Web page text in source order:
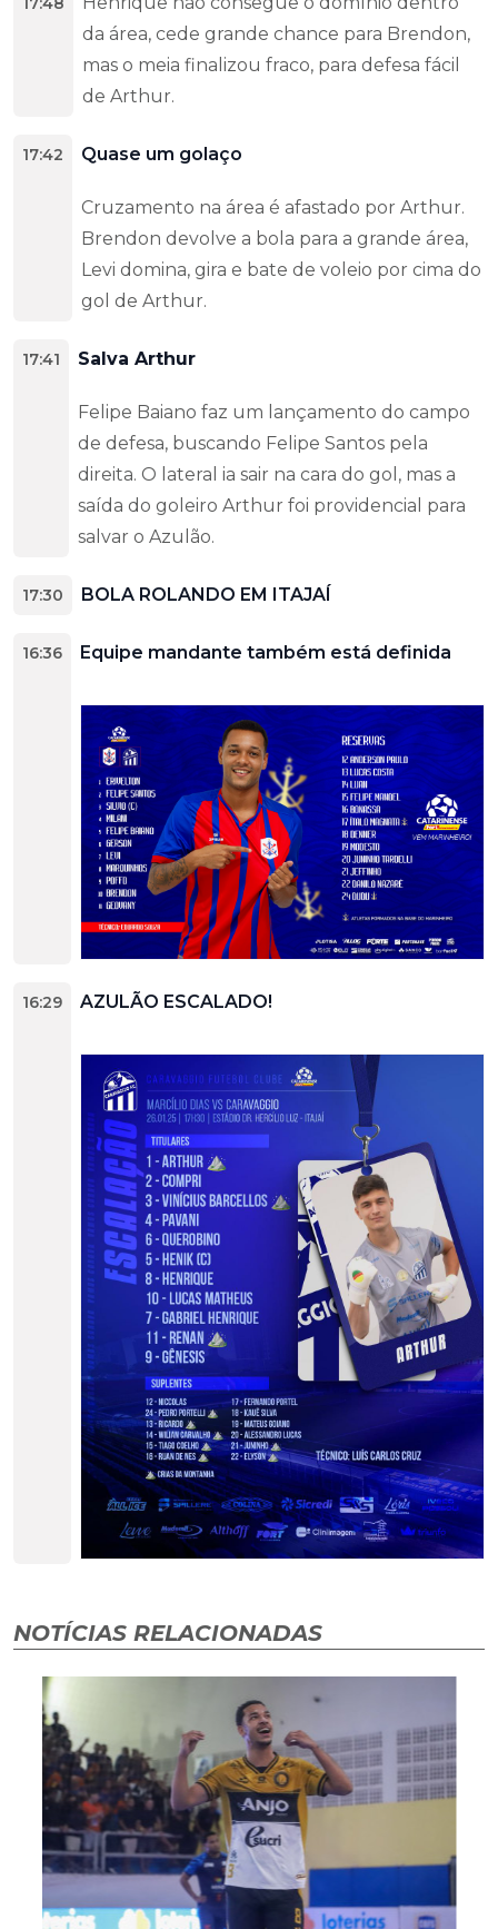
da área, cede grande chance para Brendon,
mas o meia finalizou fraco, para defesa fácil
de Arthur.
17:42 Quase um golaço
Cruzamento na área é afastado por Arthur.
Brendon devolve a bola para a grande área,
Levi domina, gira e bate de voleio por cima do
gol de Arthur.
17:41 Salva Arthur
Felipe Baiano faz um lançamento do campo
de defesa, buscando Felipe Santos pela
direita. O lateral ia sair na cara do gol, mas a
saída do goleiro Arthur foi providencial para
salvar o Azulão.
17:30 BOLA ROLANDO EM ITAJAÍ
16:36 Equipe mandante também está definida
16:29 AZULÃO ESCALADO!
NOTÍCIAS RELACIONADAS